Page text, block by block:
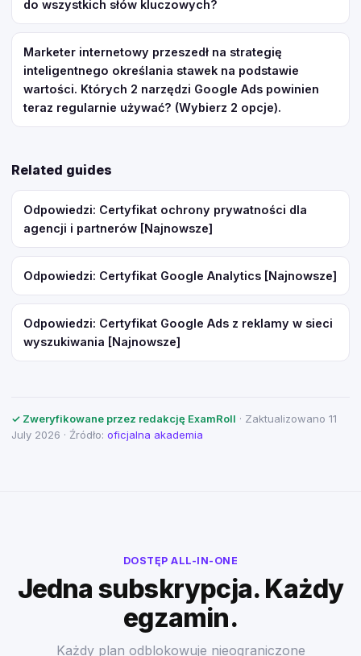
do wszystkich słów kluczowych?
Marketer internetowy przeszedł na strategię
inteligentnego określania stawek na podstawie
wartości. Których 2 narzędzi Google Ads powinien
teraz regularnie używać? (Wybierz 2 opcje).
Related guides
Odpowiedzi: Certyfikat ochrony prywatności dla
agencji i partnerów [Najnowsze]
Odpowiedzi: Certyfikat Google Analytics [Najnowsze]
Odpowiedzi: Certyfikat Google Ads z reklamy w sieci
wyszukiwania [Najnowsze]
✓ Zweryfikowane przez redakcję ExamRoll · Zaktualizowano 11
July 2026 · Źródło: oficjalna akademia
DOSTĘP ALL-IN-ONE
Jedna subskrypcja. Każdy
egzamin.
Każdy plan odblokowuje nieograniczone